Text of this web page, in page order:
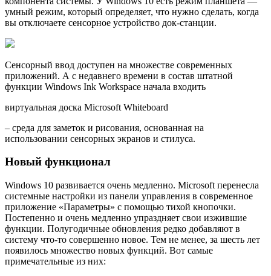
умный режим, который определяет, что нужно сделать, когда
вы отключаете сенсорное устройство док-станции.
Сенсорный ввод доступен на множестве современных
приложений. А с недавнего времени в состав штатной
функции Windows Ink Workspace начала входить
виртуальная доска Microsoft Whiteboard
– среда для заметок и рисования, основанная на
использовании сенсорных экранов и стилуса.
Новый функционал
Windows 10 развивается очень медленно. Microsoft перенесла
системные настройки из панели управления в современное
приложение «Параметры» с помощью тихой кнопочки.
Постепенно и очень медленно упраздняет свои изжившие
функции. Полугодичные обновления редко добавляют в
систему что-то совершенно новое. Тем не менее, за шесть лет
появилось множество новых функций. Вот самые
примечательные из них: